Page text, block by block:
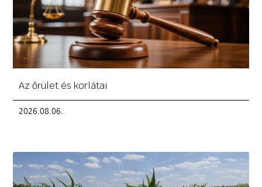
Az őrület és korlátai
2026.08.06.